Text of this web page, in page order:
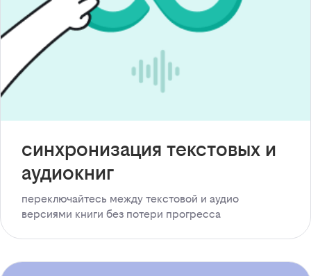
синхронизация текстовых и
аудиокниг
переключайтесь между текстовой и аудио
версиями книги без потери прогресса